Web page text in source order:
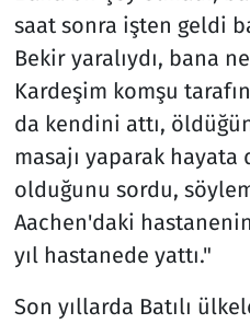
saat sonra işten geldi
Bekir yaralıydı, bana
Kardeşim komşu
da kendini attı,
masajı yaparak
olduğunu sordu,
Aachen'daki
yıl hastanede yattı."
Son yıllarda Batılı